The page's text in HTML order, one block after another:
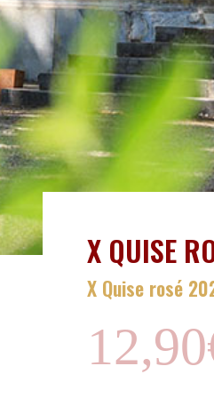
X QUISE
X Quise rosé
12,90